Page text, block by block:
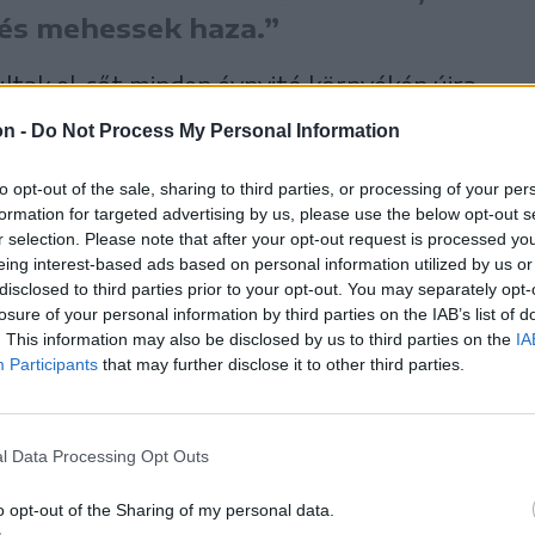
- Do Not Process My Personal Information
opt-out of the sale, sharing to third parties, or processing of your
for targeted advertising by us, please use the below opt-out
selection. Please note that after your opt-out request is processed
interest-based ads based on personal information utilized by us
to third parties prior to your opt-out. You may separately
of your personal information by third parties on the IAB’s list of
This information may also be disclosed by us to third parties on the
Participants that may further disclose it to other third parties.
Data Processing Opt Outs
opt-out of the Sharing of my personal data.
mehessek haza.”
el, sőt minden évnyitó környékén újra
kihívás, mondja, hogy ne adja tovább a
amikor a kislánya lett iskolás, minden
büszkén lépte át az iskola
napon a szívébe zárta, és hamar
lánya kíváncsi, nyitott, barátkozó típus, így
ha a legjobb barátnőjével nem kerül egy
azt a jó értelemben
a csillogást – és ez
nem minden történet